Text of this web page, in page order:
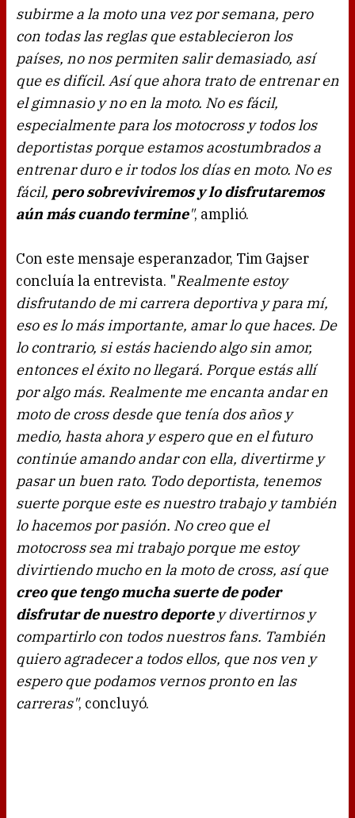
subirme a la moto una vez por semana, pero
con todas las reglas que establecieron los
países, no nos permiten salir demasiado, así
que es difícil. Así que ahora trato de entrenar en
el gimnasio y no en la moto. No es fácil,
especialmente para los motocross y todos los
deportistas porque estamos acostumbrados a
entrenar duro e ir todos los días en moto. No es
fácil, pero sobreviviremos y lo disfrutaremos
aún más cuando termine", amplió.
Con este mensaje esperanzador, Tim Gajser
concluía la entrevista. "Realmente estoy
disfrutando de mi carrera deportiva y para mí,
eso es lo más importante, amar lo que haces. De
lo contrario, si estás haciendo algo sin amor,
entonces el éxito no llegará. Porque estás allí
por algo más. Realmente me encanta andar en
moto de cross desde que tenía dos años y
medio, hasta ahora y espero que en el futuro
continúe amando andar con ella, divertirme y
pasar un buen rato. Todo deportista, tenemos
suerte porque este es nuestro trabajo y también
lo hacemos por pasión. No creo que el
motocross sea mi trabajo porque me estoy
divirtiendo mucho en la moto de cross, así que
creo que tengo mucha suerte de poder
disfrutar de nuestro deporte y divertirnos y
compartirlo con todos nuestros fans. También
quiero agradecer a todos ellos, que nos ven y
espero que podamos vernos pronto en las
carreras", concluyó.